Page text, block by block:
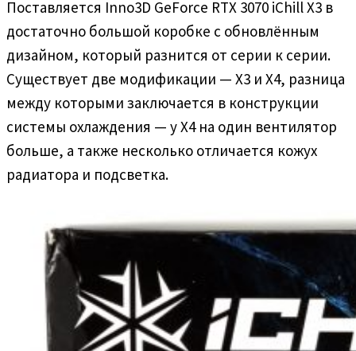
Поставляется Inno3D GeForce RTX 3070 iChill X3 в
достаточно большой коробке с обновлённым
дизайном, который разнится от серии к серии.
Существует две модификации — X3 и X4, разница
между которыми заключается в конструкции
системы охлаждения — у X4 на один вентилятор
больше, а также несколько отличается кожух
радиатора и подсветка.